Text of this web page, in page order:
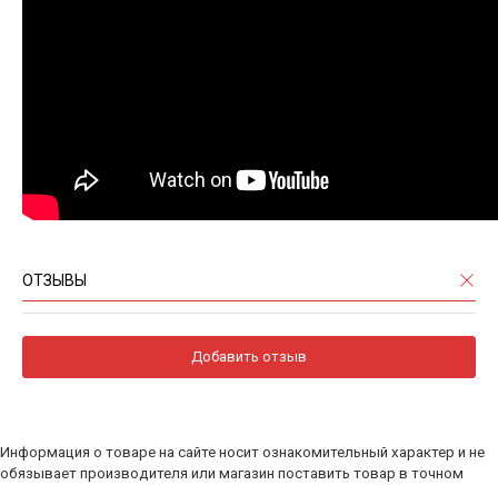
ОТЗЫВЫ
Добавить отзыв
Информация о товаре на сайте носит ознакомительный характер и не
обязывает производителя или магазин поставить товар в точном